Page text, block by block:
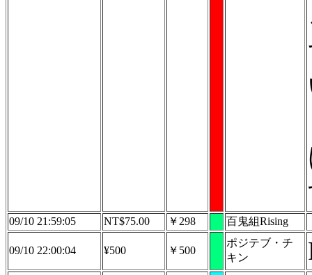
09/10 21:59:05 NT$75.00 ￥298 百鬼組Rising
09/10 22:00:04 ¥500 ￥500
ポジテブ・チ
キン